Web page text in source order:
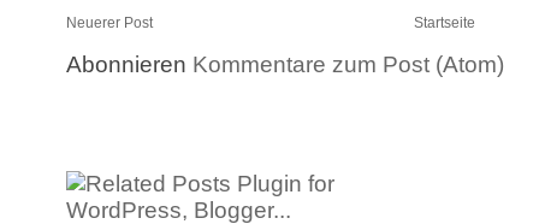
Neuerer Post Startseite
Abonnieren Kommentare zum Post (Atom)